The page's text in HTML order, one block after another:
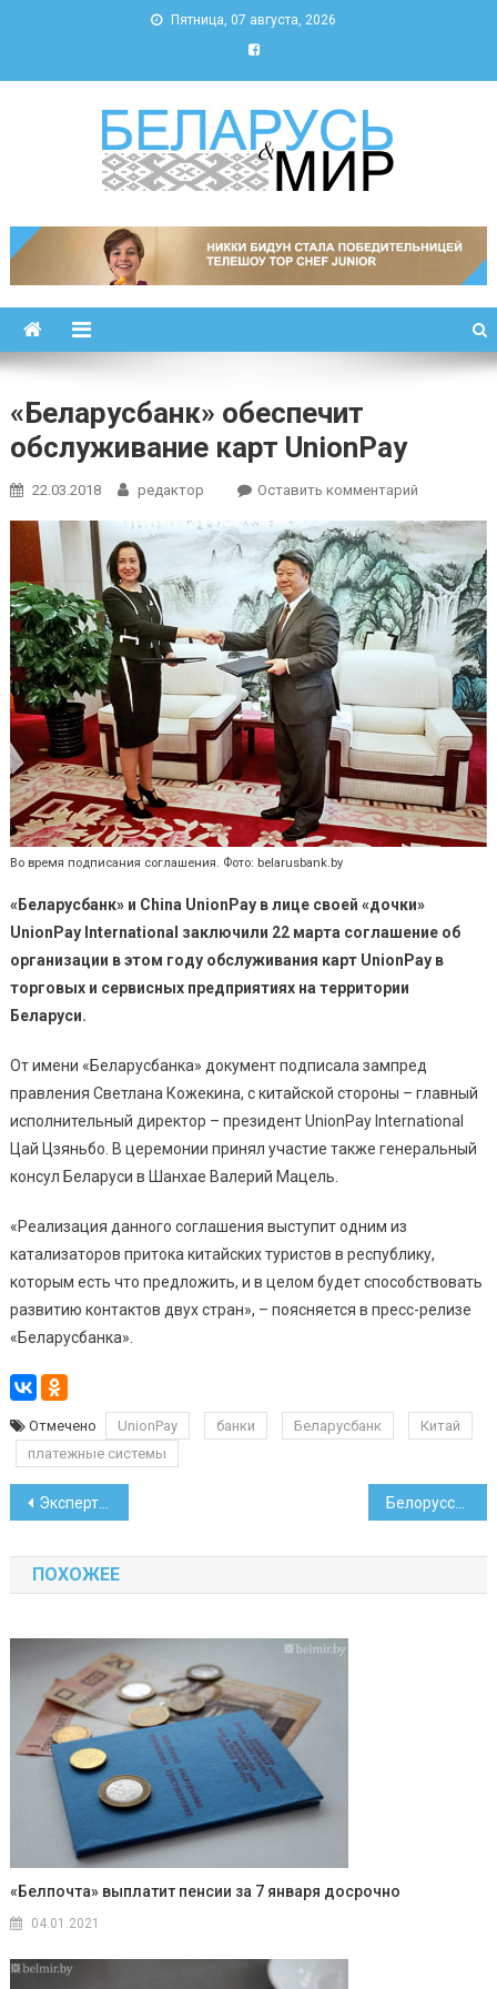
Пятница, 07 августа, 2026
Беларусь и мир
«Беларусбанк» обеспечит
обслуживание карт UnionPay
22.03.2018 редактор Оставить комментарийк
обеспечит
карт
UnionPay
Во время подписания соглашения. Фото: belarusbank.by
«Беларусбанк» и China UnionPay в лице своей «дочки»
UnionPay International заключили 22 марта соглашение об
организации в этом году обслуживания карт UnionPay в
торговых и сервисных предприятиях на территории
Беларуси.
От имени «Беларусбанка» документ подписала зампред
правления Светлана Кожекина, с китайской стороны – главный
исполнительный директор – президент UnionPay International
Цай Цзяньбо. В церемонии принял участие также генеральный
консул Беларуси в Шанхае Валерий Мацель.
«Реализация данного соглашения выступит одним из
катализаторов притока китайских туристов в республику,
которым есть что предложить, и в целом будет способствовать
развитию контактов двух стран», – поясняется в пресс-релизе
«Беларусбанка».
Отмечено UnionPay банки Беларусбанк
Китай
платежные системы
Навигация
по
записям
Эксперт – о том, вырастет ли размер взносов ИП в ФСЗН Белорусский пианист открыл ресторан в Индианаполисе
ПОХОЖЕЕ
«Белпочта» выплатит пенсии за 7 января досрочно
04.01.2021